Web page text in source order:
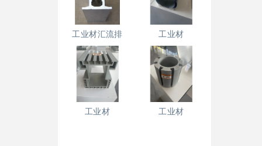
工业材汇流排 工业材
工业材 工业材